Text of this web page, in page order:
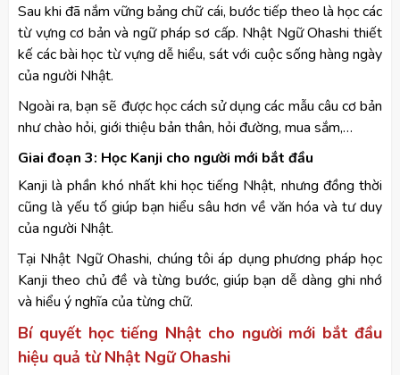
Sau khi đã nắm vững bảng chữ cái, bước tiếp theo là học các
từ vựng cơ bản và ngữ pháp sơ cấp. Nhật Ngữ Ohashi thiết
kế các bài học từ vựng dễ hiểu, sát với cuộc sống hàng ngày
của người Nhật.
Ngoài ra, bạn sẽ được học cách sử dụng các mẫu câu cơ bản
như chào hỏi, giới thiệu bản thân, hỏi đường, mua sắm,…
Giai đoạn 3: Học Kanji cho người mới bắt đầu
Kanji là phần khó nhất khi học tiếng Nhật, nhưng đồng thời
cũng là yếu tố giúp bạn hiểu sâu hơn về văn hóa và tư duy
của người Nhật.
Tại Nhật Ngữ Ohashi, chúng tôi áp dụng phương pháp học
Kanji theo chủ đề và từng bước, giúp bạn dễ dàng ghi nhớ
và hiểu ý nghĩa của từng chữ.
Bí quyết học tiếng Nhật cho người mới bắt đầu
hiệu quả từ Nhật Ngữ Ohashi